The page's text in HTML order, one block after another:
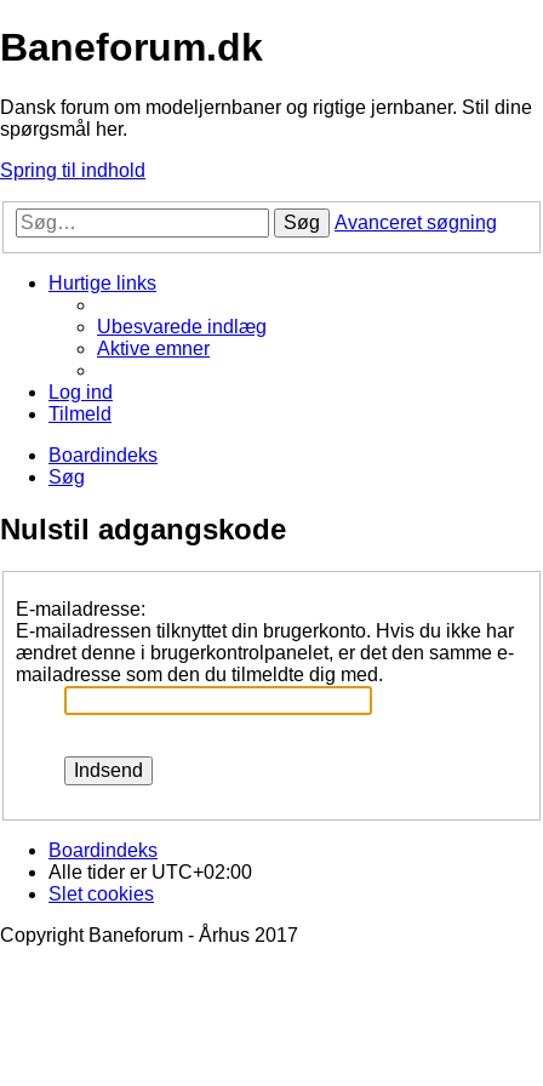
Baneforum.dk
Dansk forum om modeljernbaner og rigtige jernbaner. Stil dine
spørgsmål her.
Spring til indhold
Søg Avanceret søgning
Hurtige links
Ubesvarede indlæg
Aktive emner
Log ind
Tilmeld
Boardindeks
Søg
Nulstil adgangskode
E-mailadresse:
E-mailadressen tilknyttet din brugerkonto. Hvis du ikke har
ændret denne i brugerkontrolpanelet, er det den samme e-
mailadresse som den du tilmeldte dig med.
Boardindeks
Alle tider er UTC+02:00
Slet cookies
Copyright Baneforum - Århus 2017